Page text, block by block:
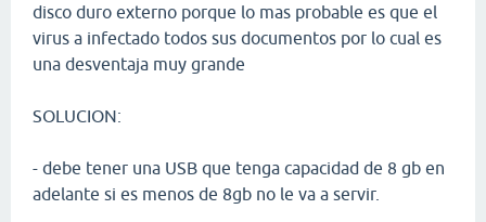
disco duro externo porque lo mas probable es que el
virus a infectado todos sus documentos por lo cual es
una desventaja muy grande
SOLUCION:
- debe tener una USB que tenga capacidad de 8 gb en
adelante si es menos de 8gb no le va a servir.